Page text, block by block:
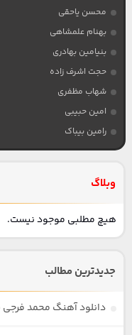
محسن یاحقی
بهنام علمشاهی
بنیامین بهادری
حجت اشرف زاده
شهاب مظفری
امین حبیبی
رامین بیباک
وبلاگ
هیچ مطلبی موجود نیست.
جدیدترین مطالب
دانلود آهنگ محمد فرجی